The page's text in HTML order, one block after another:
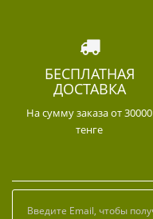
БЕСПЛАТНАЯ
ДОСТАВКА
На сумму заказа от 30000
тенге